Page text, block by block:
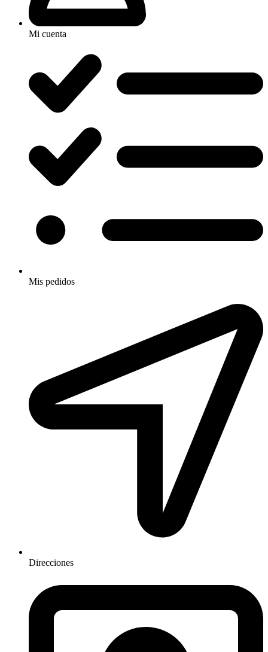
Mi cuenta
Mis pedidos
Direcciones